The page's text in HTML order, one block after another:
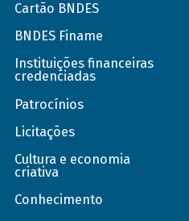
Cartão BNDES
BNDES Finame
Instituições financeiras
credenciadas
Patrocínios
Licitações
Cultura e economia
criativa
Conhecimento